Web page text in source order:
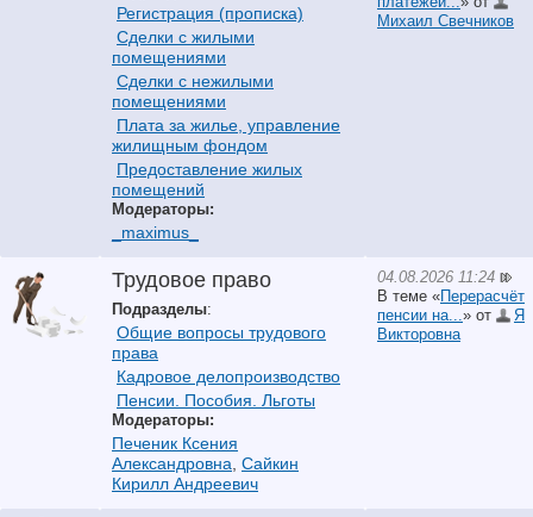
Регистрация (прописка)
Сделки с жилыми
помещениями
Сделки с нежилыми
помещениями
Плата за жилье, управление
жилищным фондом
Предоставление жилых
помещений
Модераторы:
_maximus_
Михаил Свечников
Трудовое право
Подразделы:
Общие вопросы трудового
права
Кадровое делопроизводство
Пенсии. Пособия. Льготы
Модераторы:
Печеник Ксения
Александровна Сайкин
Кирилл Андреевич
04.08.2026 11:24
В теме «Перерасчёт
пенсии на... » от
Я
Викторовна